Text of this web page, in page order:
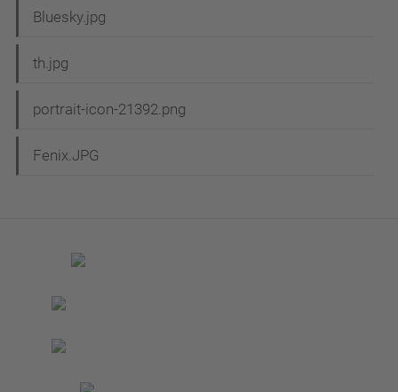
Bluesky.jpg
th.jpg
portrait-icon-21392.png
Fenix.JPG